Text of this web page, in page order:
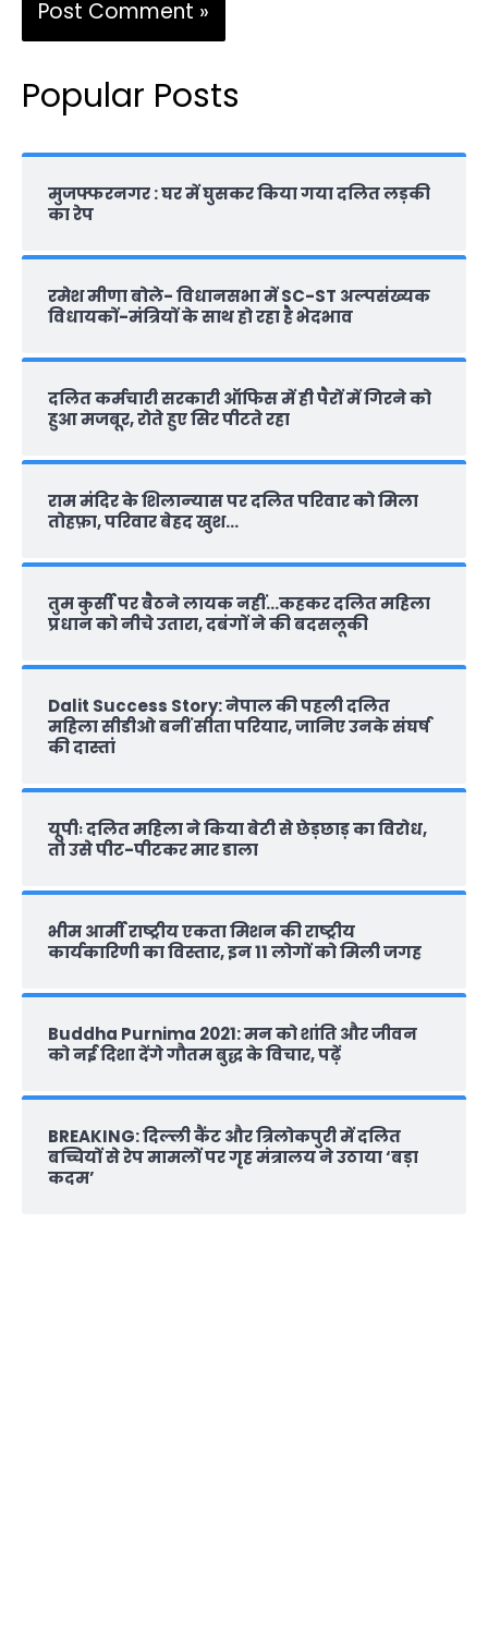
Popular Posts
मुजफ्फरनगर : घर में घुसकर किया गया दलित लड़की
का रेप
रमेश मीणा बोले- विधानसभा में SC-ST अल्पसंख्यक
विधायकों-मंत्रियों के साथ हो रहा है भेदभाव
दलित कर्मचारी सरकारी ऑफ‍िस में ही पैरों में गिरने को
हुआ मजबूर, रोते हुए सिर पीटते रहा
राम मंदिर के शिलान्‍यास पर दलित परिवार को मिला
तोहफ़ा, परिवार बेहद खुश…
तुम कुर्सी पर बैठने लायक नहीं…कहकर दलित महिला
प्रधान को नीचे उतारा, दबंगों ने की बदसलूकी
Dalit Success Story: नेपाल की पहली दलित
महिला सीडीओ बनीं सीता परियार, जानिए उनके संघर्ष
की दास्‍तां
यूपीः दलित महिला ने किया बेटी से छेड़छाड़ का विरोध,
तो उसे पीट-पीटकर मार डाला
भीम आर्मी राष्‍ट्रीय एकता मिशन की राष्‍ट्रीय
कार्यकारिणी का विस्तार, इन 11 लोगों को मिली जगह
Buddha Purnima 2021: मन को शांति और जीवन
को नई दिशा देंगे गौतम बुद्ध के विचार, पढ़ें
BREAKING: दिल्‍ली कैंट और त्रिलोकपुरी में दलित
बच्चियों से रेप मामलों पर गृह मंत्रालय ने उठाया ‘बड़ा
कदम’